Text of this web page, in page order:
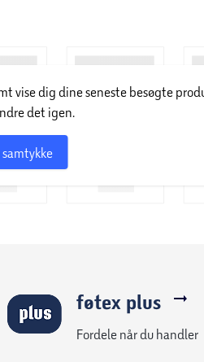
vise dig dine seneste besøgte
det igen.
føtex plus
Fordele når du handler